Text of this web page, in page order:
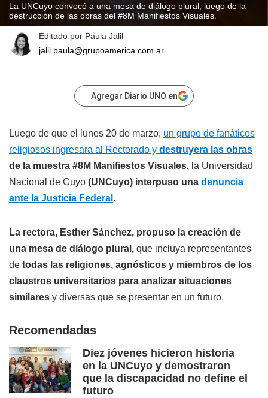
La UNCuyo convocó a una mesa de diálogo plural, luego de la
destrucción de las obras del #8M Manifiestos Visuales.
Editado por Paula Jalil
jalil.paula@grupoamerica.com.ar
Agregar Diario UNO en
Luego de que el lunes 20 de marzo, un grupo de fanáticos
religiosos ingresara al Rectorado y destruyera las obras
de la muestra #8M Manifiestos Visuales, la Universidad
Nacional de Cuyo (UNCuyo) interpuso una denuncia
ante la Justicia Federal .
La rectora, Esther Sánchez, propuso la creación de
una mesa de diálogo plural, que incluya representantes
de todas las religiones, agnósticos y miembros de los
claustros universitarios para analizar situaciones
similares y diversas que se presentar en un futuro.
Recomendadas
Diez jóvenes hicieron historia
en la UNCuyo y demostraron
que la discapacidad no define el
futuro